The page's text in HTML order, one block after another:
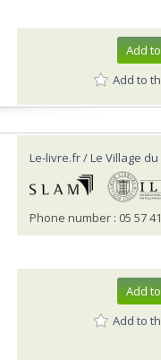
Add
Add to
Le-livre.fr / Le Village du
Phone number : 05 57
Add
Add to